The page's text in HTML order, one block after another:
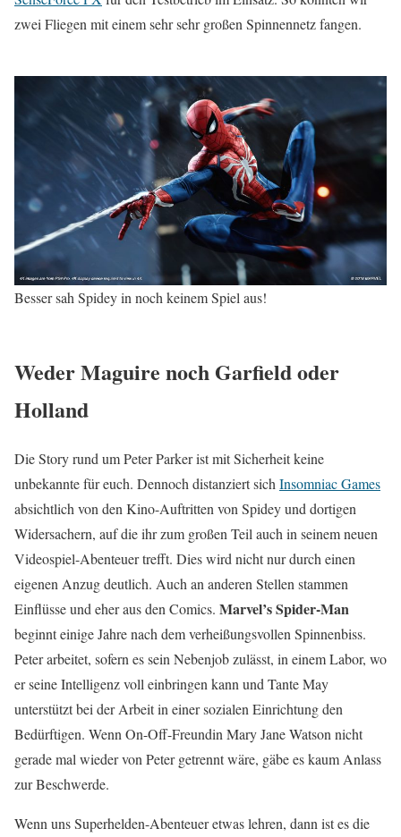
zwei Fliegen mit einem sehr sehr großen Spinnennetz fangen.
Besser sah Spidey in noch keinem Spiel aus!
Weder Maguire noch Garfield oder
Holland
Die Story rund um Peter Parker ist mit Sicherheit keine
unbekannte für euch. Dennoch distanziert sich Insomniac Games
absichtlich von den Kino-Auftritten von Spidey und dortigen
Widersachern, auf die ihr zum großen Teil auch in seinem neuen
Videospiel-Abenteuer trefft. Dies wird nicht nur durch einen
eigenen Anzug deutlich. Auch an anderen Stellen stammen
Einflüsse und eher aus den Comics. Marvel’s Spider-Man
beginnt einige Jahre nach dem verheißungsvollen Spinnenbiss.
Peter arbeitet, sofern es sein Nebenjob zulässt, in einem Labor, wo
er seine Intelligenz voll einbringen kann und Tante May
unterstützt bei der Arbeit in einer sozialen Einrichtung den
Bedürftigen. Wenn On-Off-Freundin Mary Jane Watson nicht
gerade mal wieder von Peter getrennt wäre, gäbe es kaum Anlass
zur Beschwerde.
Wenn uns Superhelden-Abenteuer etwas lehren, dann ist es die